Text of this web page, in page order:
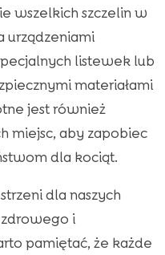
wszelkich szczelin w
urządzeniami
listewek lub
materiałami
jest również
miejsc, aby zapobiec
dla kociąt.
dla naszych
i
pamiętać, że każde